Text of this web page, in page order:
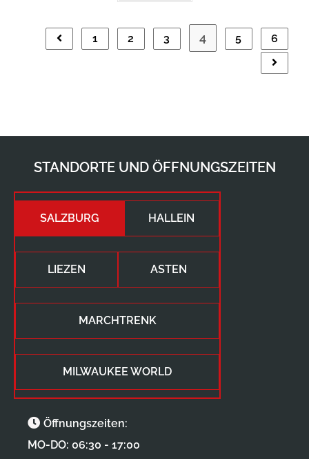
1 2 3 4 5 6
STANDORTE UND ÖFFNUNGSZEITEN
SALZBURG HALLEIN
LIEZEN ASTEN
MARCHTRENK
MILWAUKEE WORLD
Öffnungszeiten:
MO-DO: 06:30 - 17:00